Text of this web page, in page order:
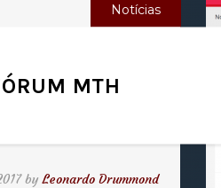
Notícias
MTH
byLeonardo Drummond